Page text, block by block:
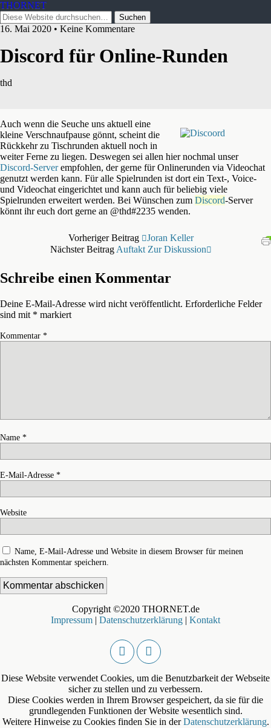
THORNET
16. Mai 2020 • Keine Kommentare
Discord für Online-Runden
thd
Auch wenn die Seuche uns aktuell eine
kleine Verschnaufpause gönnt, scheint die
Rückkehr zu Tischrunden aktuell noch in
weiter Ferne zu liegen. Deswegen sei allen hier nochmal unser
Discord-Serverempfohlen, der gerne für Onlinerunden via Videochat
genutzt werden kann. Für alle Spielrunden ist dort ein Text-, Voice-
und Videochat eingerichtet und kann auch für beliebig viele
Spielrunden erweitert werden. Bei Wünschen zum Discord-Server
könnt ihr euch dort gerne an @thd#2235 wenden.
Vorheriger Beitrag
Joran Keller
Nächster Beitrag Auftakt Zur Diskussion
Schreibe einen Kommentar
Deine E-Mail-Adresse wird nicht veröffentlicht. Erforderliche Felder
sind mit * markiert
Kommentar *
Name *
E-Mail-Adresse *
Website
Name, E-Mail-Adresse und Website in diesem Browser für meinen
nächsten Kommentar speichern.
Copyright ©2020 THORNET.de
Impressum | Datenschutzerklärung | Kontakt
Diese Website verwendet Cookies, um die Benutzbarkeit der Webseite
sicher zu stellen und zu verbessern.
Diese Cookies werden in Ihrem Browser gespeichert, da sie für die
grundlegenden Funktionen der Website wesentlich sind.
Weitere Hinweise zu Cookies finden Sie in derDatenschutzerklärung.